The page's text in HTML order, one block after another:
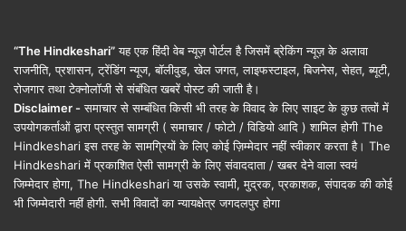
“The Hindkeshari”यह एक हिंदी वेब न्यूज़ पोर्टल है जिसमें ब्रेकिंग न्यूज़ के अलावा
राजनीति, प्रशासन, ट्रेंडिंग न्यूज, बॉलीवुड, खेल जगत, लाइफस्टाइल, बिजनेस, सेहत, ब्यूटी,
रोजगार तथा टेक्नोलॉजी से संबंधित खबरें पोस्ट की जाती है।
Disclaimer - समाचार से सम्बंधित किसी भी तरह के विवाद के लिए साइट के कुछ तत्वों में
उपयोगकर्ताओं द्वारा प्रस्तुत सामग्री ( समाचार / फोटो / विडियो आदि ) शामिल होगी The
Hindkeshari इस तरह के सामग्रियों के लिए कोई ज़िम्मेदार नहीं स्वीकार करता है। The
Hindkeshari में प्रकाशित ऐसी सामग्री के लिए संवाददाता / खबर देने वाला स्वयं
जिम्मेदार होगा, The Hindkeshari या उसके स्वामी, मुद्रक, प्रकाशक, संपादक की कोई
भी जिम्मेदारी नहीं होगी. सभी विवादों का न्यायक्षेत्र जगदलपुर होगा